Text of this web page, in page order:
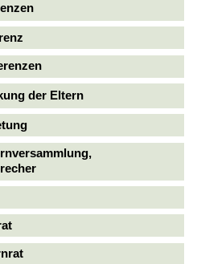
der Eltern